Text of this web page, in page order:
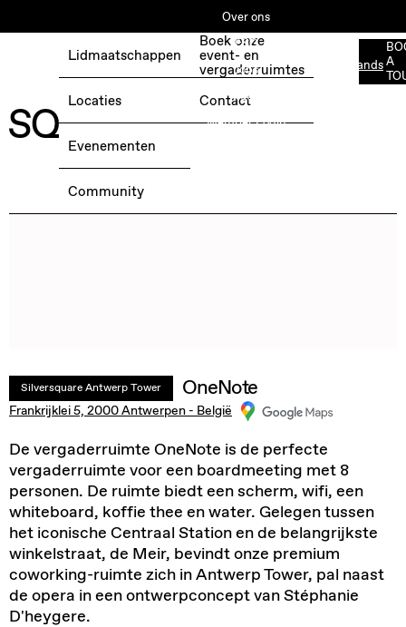
BOEK EEN GRATIS TESTDAG →
Over ons
ESG
Jobs
Media
Member Login
Nederlands
Lidmaatschappen
Locaties
Evenementen
Community
Boek onze
event- en
vergaderruimtes
Contact
A
Silversquare Antwerp Tower OneNote
Frankrijklei 5, 2000 Antwerpen - België
De vergaderruimte OneNote is de perfecte
vergaderruimte voor een boardmeeting met 8
personen. De ruimte biedt een scherm, wifi, een
whiteboard, koffie thee en water. Gelegen tussen
het iconische Centraal Station en de belangrijkste
winkelstraat, de Meir, bevindt onze premium
coworking-ruimte zich in Antwerp Tower, pal naast
de opera in een ontwerpconcept van Stéphanie
D'heygere.